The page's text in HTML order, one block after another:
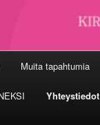
Muita tapahtumia
Yhteystiedot